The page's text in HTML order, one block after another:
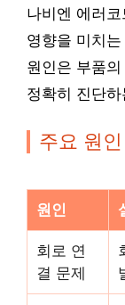
나비엔 에러
영향을 미치
원인은 부품
정확히 진단
주요 원인
원인
회로 연
결 문제